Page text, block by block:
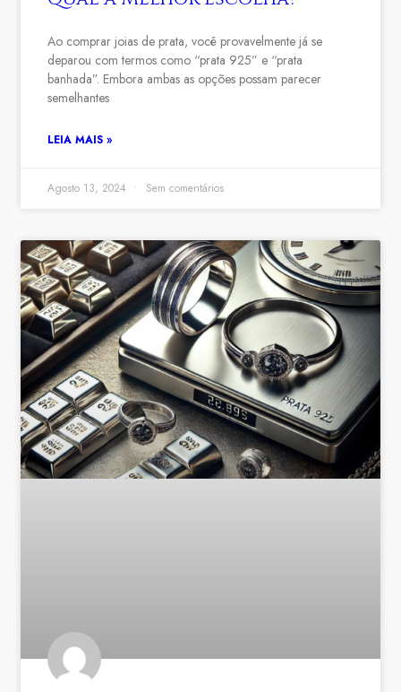
Ao comprar joias de prata, você provavelmente já se
deparou com termos como “prata 925” e “prata
banhada”. Embora ambas as opções possam parecer
semelhantes
LEIA MAIS »
Agosto 13, 2024 Sem comentários